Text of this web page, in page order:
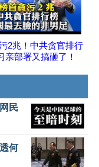
2兆！中共贪官排行
亲部署又搞砸了！
民
何